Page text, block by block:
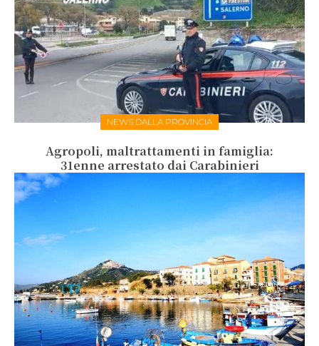
NEWS DALLA PROVINCIA
Agropoli, maltrattamenti in famiglia:
31enne arrestato dai Carabinieri